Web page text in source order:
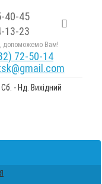
40-45
13-23
допоможемо Вам!
72-50-14
- Нд. Вихідний